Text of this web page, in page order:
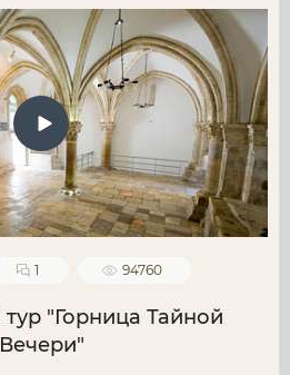
1 94760
"Горница Тайной
Вечери"